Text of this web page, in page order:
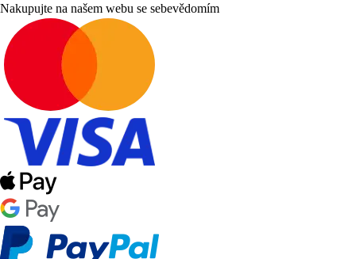
Nakupujte na našem webu se sebevědomím